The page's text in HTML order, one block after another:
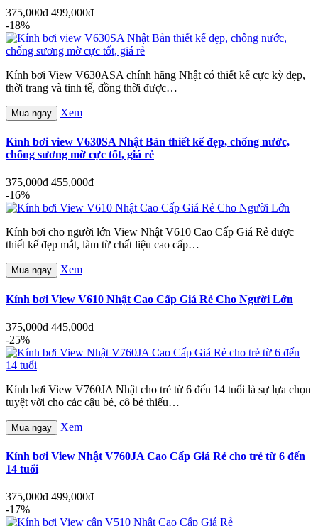
375,000đ 499,000đ
-18%
Kính bơi View V630ASA chính hãng Nhật có thiết kế cực kỳ đẹp,
thời trang và tinh tế, đồng thời được…
Mua ngay Xem
Kính bơi view V630SA Nhật Bản thiết kế đẹp, chống nước,
chống sương mờ cực tốt, giá rẻ
375,000đ 455,000đ
-16%
Kính bơi cho người lớn View Nhật V610 Cao Cấp Giá Rẻ được
thiết kế đẹp mắt, làm từ chất liệu cao cấp…
Mua ngay Xem
Kính bơi View V610 Nhật Cao Cấp Giá Rẻ Cho Người Lớn
375,000đ 445,000đ
-25%
Kính bơi View V760JA Nhật cho trẻ từ 6 đến 14 tuổi là sự lựa chọn
tuyệt vời cho các cậu bé, cô bé thiếu…
Mua ngay Xem
Kính bơi View Nhật V760JA Cao Cấp Giá Rẻ cho trẻ từ 6 đến
14 tuổi
375,000đ 499,000đ
-17%